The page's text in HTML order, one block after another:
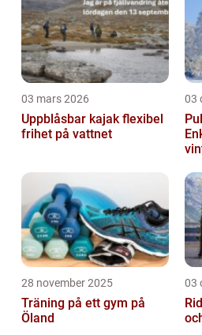
spel...
03 mars 2026
Uppblåsbar kajak flexibel
frihet på vattnet
03
28 november 2025
Träning på ett gym på
Öland
03